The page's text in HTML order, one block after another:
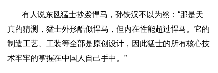
有人说东风猛士抄袭悍马，孙铁汉不以为然：“那是天
真的猜测，猛士外形酷似悍马，但内在性能超过悍马。它的
制造工艺、工装等全部是原创设计，因此猛士的所有核心技
术牢牢的掌握在中国人自己手中。”